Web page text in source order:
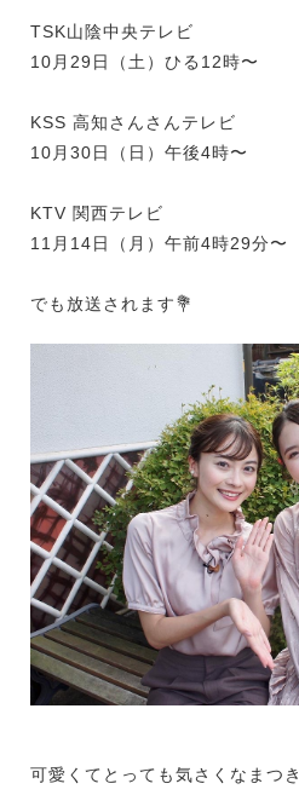
TSK山陰中央テレビ
10月29日（土）ひる12時〜
KSS 高知さんさんテレビ
10月30日（日）午後4時〜
KTV 関西テレビ
11月14日（月）午前4時29分〜
でも放送されます💐
可愛くてとっても気さくなまつ